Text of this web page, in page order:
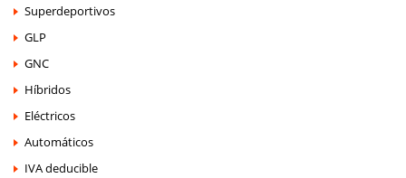
Superdeportivos
GLP
GNC
Híbridos
Eléctricos
Automáticos
IVA deducible